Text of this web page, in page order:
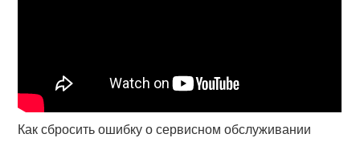
Как сбросить ошибку о сервисном обслуживании